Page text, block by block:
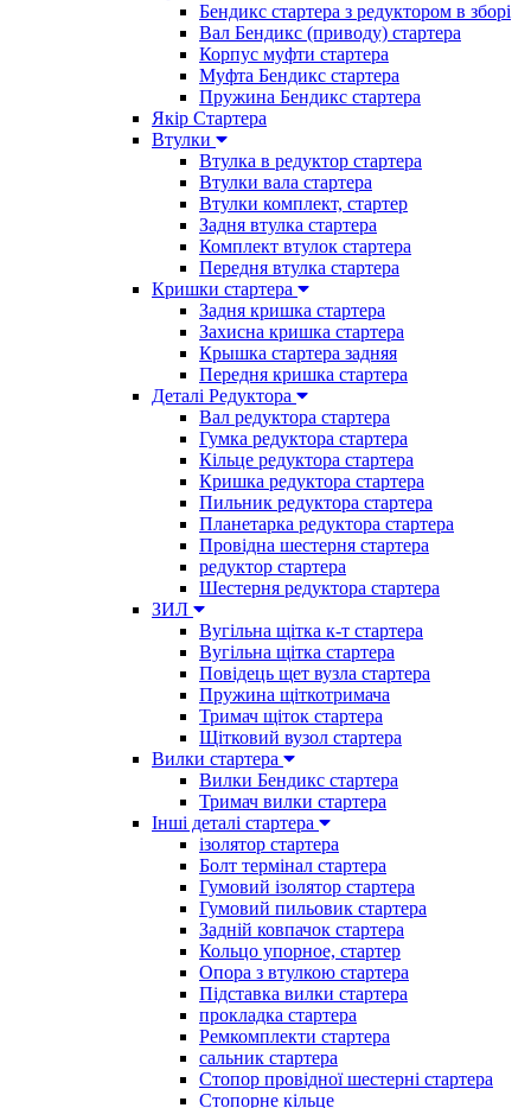
Бендикс стартера з редуктором в зборі
Вал Бендикс (приводу) стартера
Корпус муфти стартера
Муфта Бендикс стартера
Пружина Бендикс стартера
Якір Стартера
Втулки
Втулка в редуктор стартера
Втулки вала стартера
Втулки комплект, стартер
Задня втулка стартера
Комплект втулок стартера
Передня втулка стартера
Кришки стартера
Задня кришка стартера
Захисна кришка стартера
Крышка стартера задняя
Передня кришка стартера
Деталі Редуктора
Вал редуктора стартера
Гумка редуктора стартера
Кільце редуктора стартера
Кришка редуктора стартера
Пильник редуктора стартера
Планетарка редуктора стартера
Провідна шестерня стартера
редуктор стартера
Шестерня редуктора стартера
ЗИЛ
Вугільна щітка к-т стартера
Вугільна щітка стартера
Повідець щет вузла стартера
Пружина щіткотримача
Тримач щіток стартера
Щітковий вузол стартера
Вилки стартера
Вилки Бендикс стартера
Тримач вилки стартера
Інші деталі стартера
ізолятор стартера
Болт термінал стартера
Гумовий ізолятор стартера
Гумовий пильовик стартера
Задній ковпачок стартера
Кольцо упорное, стартер
Опора з втулкою стартера
Підставка вилки стартера
прокладка стартера
Ремкомплекти стартера
сальник стартера
Стопор провідної шестерні стартера
Стопорне кільце